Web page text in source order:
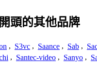
頭的其他品牌
, S3vc , Saance , Sab ,
, Santec-video , Sanyo ,